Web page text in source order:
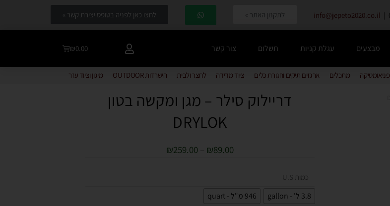
info@jepeto2020.co.il לתקנון האתר » לחצו כאן לפניה בטופס יצירת קשר »
מבצעים עגלת קניות תשלום צור קשר ₪0.00
פניאומטיקה מתכלים ארגזים תיקים וחגורת כלים ציוד מדידה לחצר ולבית הישרדות OUTDOOR מיגון וציוד עזר
דריילוק סילר – מגן ומקשה בטון
DRYLOK
₪89.00
₪259.00
כמות U.S
3.8 ל' - gallon 946 מ"ל - quart